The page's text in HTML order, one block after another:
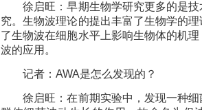
徐启旺：早期生物学研究更多的是技
究。生物波理论的提出丰富了生物学的
了生物波在细胞水平上影响生物体的机
波的应用。
记者：AWA是怎么发现的？
徐启旺：在前期实验中，发现一种细